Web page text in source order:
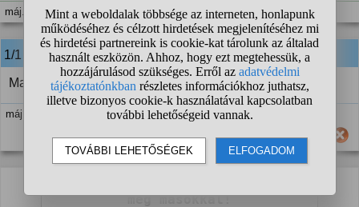
máj. 10. 15:38
1/1 Crying in the shower válasza:
Magamnak.
máj. 10. 15:54
Hasznos számodra ez a válasz?